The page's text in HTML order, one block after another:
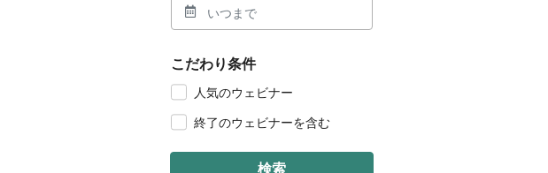
こだわり条件
人気のウェビナー
終了のウェビナーを含む
検索